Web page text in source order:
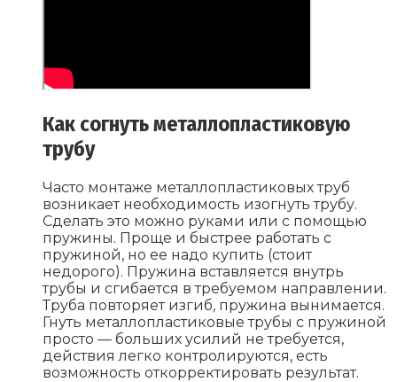
Как согнуть металлопластиковую
трубу
Часто монтаже металлопластиковых труб
возникает необходимость изогнуть трубу.
Сделать это можно руками или с помощью
пружины. Проще и быстрее работать с
пружиной, но ее надо купить (стоит
недорого). Пружина вставляется внутрь
трубы и сгибается в требуемом направлении.
Труба повторяет изгиб, пружина вынимается.
Гнуть металлопластиковые трубы с пружиной
просто — больших усилий не требуется,
действия легко контролируются, есть
возможность откорректировать результат.